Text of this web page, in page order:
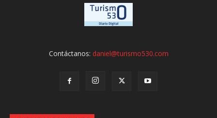
Contáctanos: daniel@turismo530.com